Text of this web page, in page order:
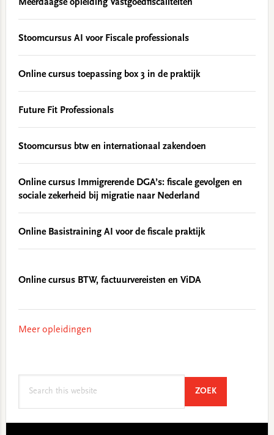
Meerdaagse opleiding Vastgoedfiscaliteiten
Stoomcursus AI voor Fiscale professionals
Online cursus toepassing box 3 in de praktijk
Future Fit Professionals
Stoomcursus btw en internationaal zakendoen
Online cursus Immigrerende DGA’s: fiscale gevolgen en
sociale zekerheid bij migratie naar Nederland
Online Basistraining AI voor de fiscale praktijk
Online cursus BTW, factuurvereisten en ViDA
Meer opleidingen
ZOEKSEARCH